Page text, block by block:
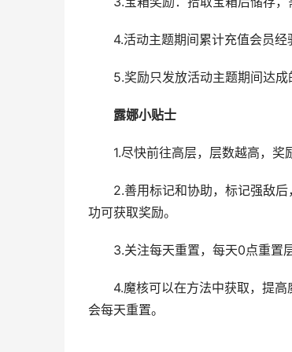
4.活动主题期间累计充值会员经
5.奖励只发放活动主题期间达成
露娜小贴士
1.尽快前往高层，层数越高，奖励
2.善用标记和协助，标记强敌后
功可获取奖励。
3.关注每天重置，每天0点重置层
4.魔核可以在方法中获取，提高
会每天重置。